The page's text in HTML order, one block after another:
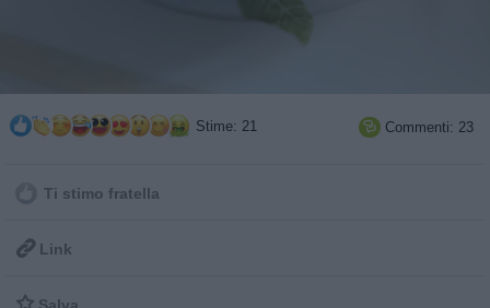
Stime: 21  Commenti: 23
Ti stimo fratella
 Link
